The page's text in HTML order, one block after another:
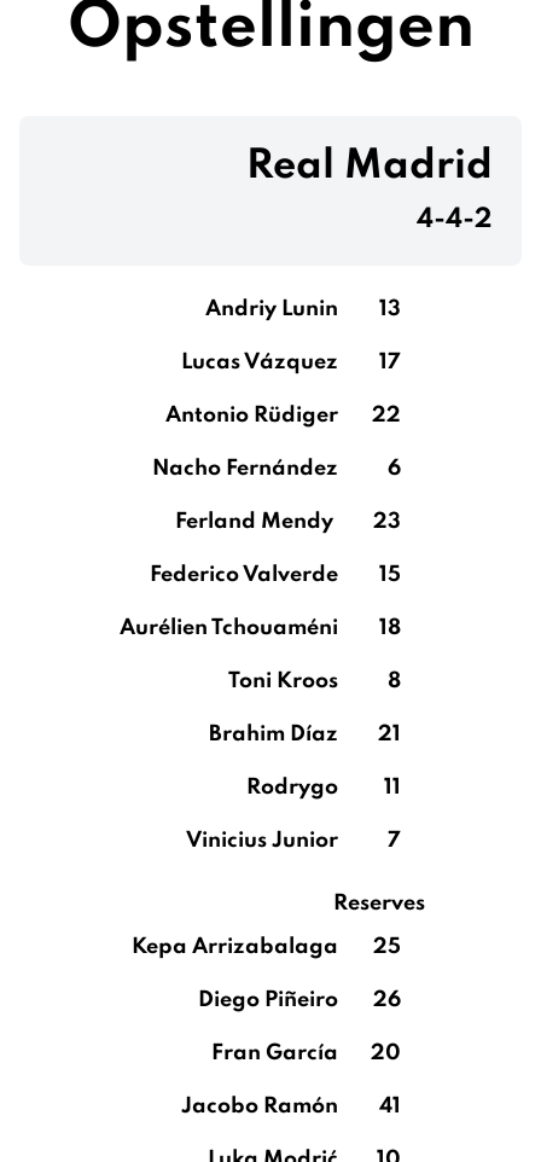
Opstellingen
Real Madrid
4-4-2
Andriy Lunin 13
Lucas Vázquez 17
Antonio Rüdiger 22
Nacho Fernández 6
Ferland Mendy 23
Federico Valverde 15
Aurélien Tchouaméni 18
Toni Kroos 8
Brahim Díaz 21
Rodrygo 11
Vinicius Junior 7
Reserves
Kepa Arrizabalaga
25
Diego Piñeiro 26
Fran García 20
Jacobo Ramón 41